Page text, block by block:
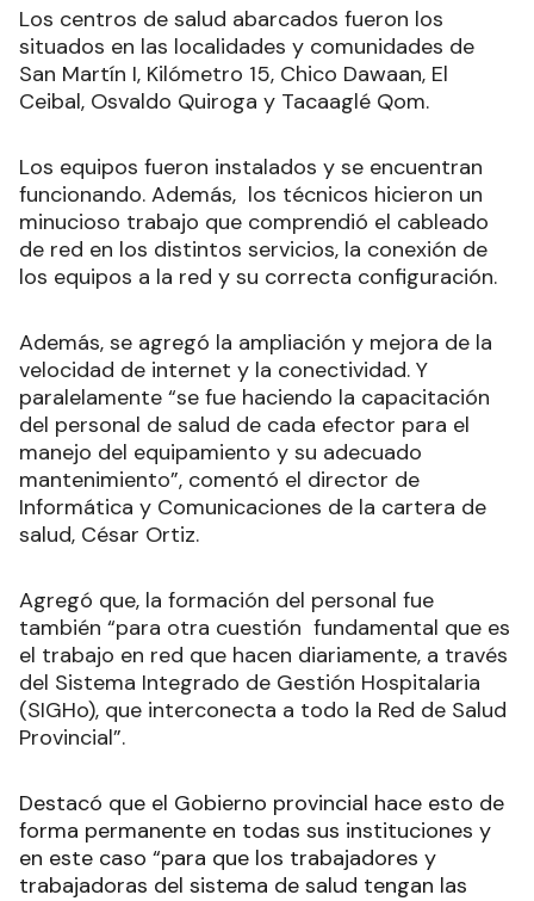
Los centros de salud abarcados fueron los
situados en las localidades y comunidades de
San Martín I, Kilómetro 15, Chico Dawaan, El
Ceibal, Osvaldo Quiroga y Tacaaglé Qom.
Los equipos fueron instalados y se encuentran
funcionando. Además, los técnicos hicieron un
minucioso trabajo que comprendió el cableado
de red en los distintos servicios, la conexión de
los equipos a la red y su correcta configuración.
Además, se agregó la ampliación y mejora de la
velocidad de internet y la conectividad. Y
paralelamente “se fue haciendo la capacitación
del personal de salud de cada efector para el
manejo del equipamiento y su adecuado
mantenimiento”, comentó el director de
Informática y Comunicaciones de la cartera de
salud, César Ortiz.
Agregó que, la formación del personal fue
también “para otra cuestión fundamental que es
el trabajo en red que hacen diariamente, a través
del Sistema Integrado de Gestión Hospitalaria
(SIGHo), que interconecta a todo la Red de Salud
Provincial”.
Destacó que el Gobierno provincial hace esto de
forma permanente en todas sus instituciones y
en este caso “para que los trabajadores y
trabajadoras del sistema de salud tengan las